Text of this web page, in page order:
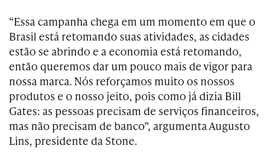
“Essa campanha chega em um momento em que o
Brasil está retomando suas atividades, as cidades
estão se abrindo e a economia está retomando,
então queremos dar um pouco mais de vigor para
nossa marca. Nós reforçamos muito os nossos
produtos e o nosso jeito, pois como já dizia Bill
Gates: as pessoas precisam de serviços financeiros,
mas não precisam de banco”, argumenta Augusto
Lins, presidente da Stone.